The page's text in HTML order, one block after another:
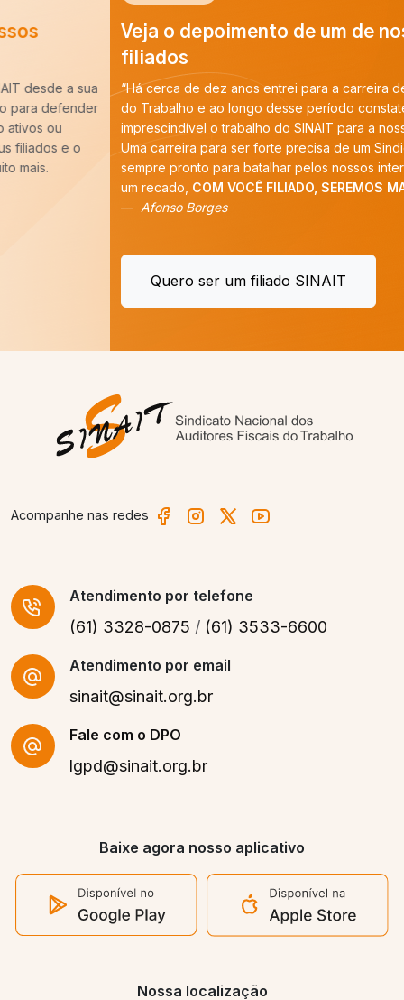
Veja o depoimento de um de nossos
“Há cerca de dez anos entrei para a carreira de Auditoria-Fiscal
do Trabalho e ao longo desse período constatei que é
imprescindível o trabalho do SINAIT para a nossa categoria.
Uma carreira para ser forte precisa de um Sindicato forte,
sempre pronto para batalhar pelos nossos interesses. E tenho
COM VOCÊ FILIADO, SEREMOS MAIS!”
Quero ser um filiado SINAIT
Acompanhe nas redes
Atendimento por telefone
(61) 3328-0875 / (61) 3533-6600
Atendimento por email
sinait@sinait.org.br
Fale com o DPO
lgpd@sinait.org.br
Baixe agora nosso aplicativo
Nossa localização